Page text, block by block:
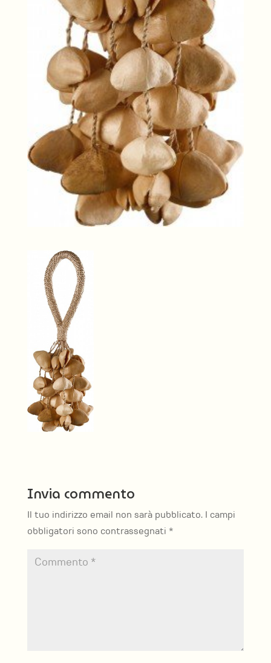
Invia commento
Il tuo indirizzo email non sarà pubblicato. I campi
obbligatori sono contrassegnati *